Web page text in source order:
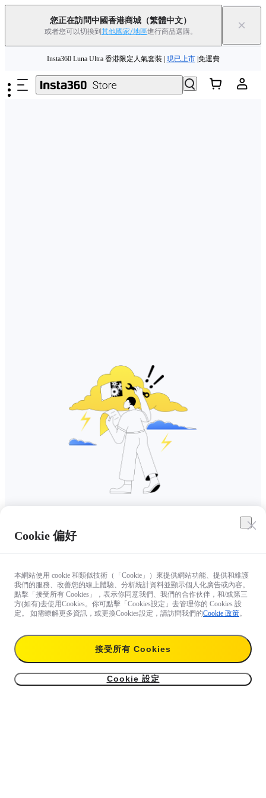
您正在訪問中國香港商城 （繁體中文）
或者您可以切換到 其他國家/地區進行商品選購。 ×
舊機換新機，享現金回饋或優惠券|了解更多
Insta360 Luna Ultra 香港限定人氣套裝 | 現已上市|免運費
Cookie 偏好
本網站使用 cookie 和類似技術（「Cookie」）來提供網站功能、提供和維護
我們的服務、改善您的線上體驗、分析統計資料並顯示個人化廣告或內容。
點擊「接受所有 Cookies」，表示你同意我們、我們的合作伙伴，和/或第三
方(如有)去使用Cookies。你可點擊「Cookies設定」去管理你的 Cookies 設
定。 如需瞭解更多資訊，或更換Cookies設定，請訪問我們的Cookie 政策。
接受所有 Cookies
Cookie 設定
對產品有疑問？